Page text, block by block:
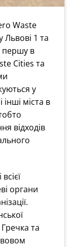
Waste
1 та
першу в
Cities та
у
міста в
відходів
органи
та